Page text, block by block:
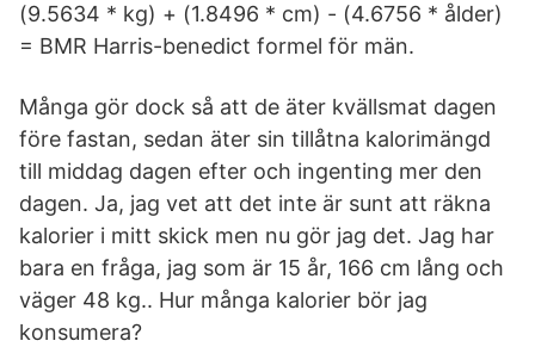
(9.5634 * kg) + (1.8496 * cm) - (4.6756 * ålder)
= BMR Harris-benedict formel för män.
Många gör dock så att de äter kvällsmat dagen
före fastan, sedan äter sin tillåtna kalorimängd
till middag dagen efter och ingenting mer den
dagen. Ja, jag vet att det inte är sunt att räkna
kalorier i mitt skick men nu gör jag det. Jag har
bara en fråga, jag som är 15 år, 166 cm lång och
väger 48 kg.. Hur många kalorier bör jag
konsumera?